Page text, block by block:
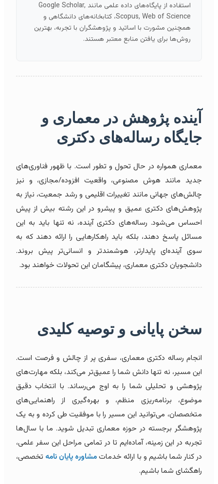
استفاده از پایگاه‌های داده علمی مانند Google Scholar,
Scopus, Web of Science، کتابخانه‌های دانشگاهی و
همچنین مشورت با اساتید و پژوهشگران با تجربه، بهترین
روش‌ها برای یافتن منابع معتبر هستند.
آینده پژوهش در معماری و
جایگاه رساله‌های دکتری
معماری همواره در حال تحول و تطور است. با ظهور فناوری‌های
جدید مانند هوش مصنوعی، واقعیت افزوده/مجازی، و نیز
چالش‌های جهانی مانند تغییرات اقلیمی و رشد جمعیت، نیاز به
پژوهش‌های دکتری عمیق و پیشرو در این رشته بیش از پیش
احساس می‌شود. رساله‌های دکتری آینده، نه تنها باید به این
مسائل پاسخ دهند، بلکه باید راهکارهایی را ارائه دهند که به
سوی آینده‌ای پایدارتر، هوشمندتر و انسانی‌تر پیش بروند.
دانشجویان دکتری معماری، پیشگامان این تحولات خواهند بود.
سخن پایانی و توصیه کلیدی
انجام رساله دکتری معماری، سفری پر از چالش و فرصت است.
این مسیر، نه تنها دانش شما را عمیق‌تر می‌کند، بلکه مهارت‌های
پژوهشی و تحلیلی شما را به اوج می‌رساند. با انتخاب دقیق
موضوع، برنامه‌ریزی منظم، و بهره‌گیری از راهنمایی‌های
متخصصان، می‌توانید این مسیر را با موفقیت طی کرده و به یک
پژوهشگر برجسته در حوزه معماری تبدیل شوید. ما با سال‌ها
تجربه در این زمینه، آماده‌ایم تا در تمامی مراحل این سفر علمی،
در کنار شما باشیم و با ارائه خدماتمشاوره پایان نامهتخصصی،
راهگشای شما باشیم.